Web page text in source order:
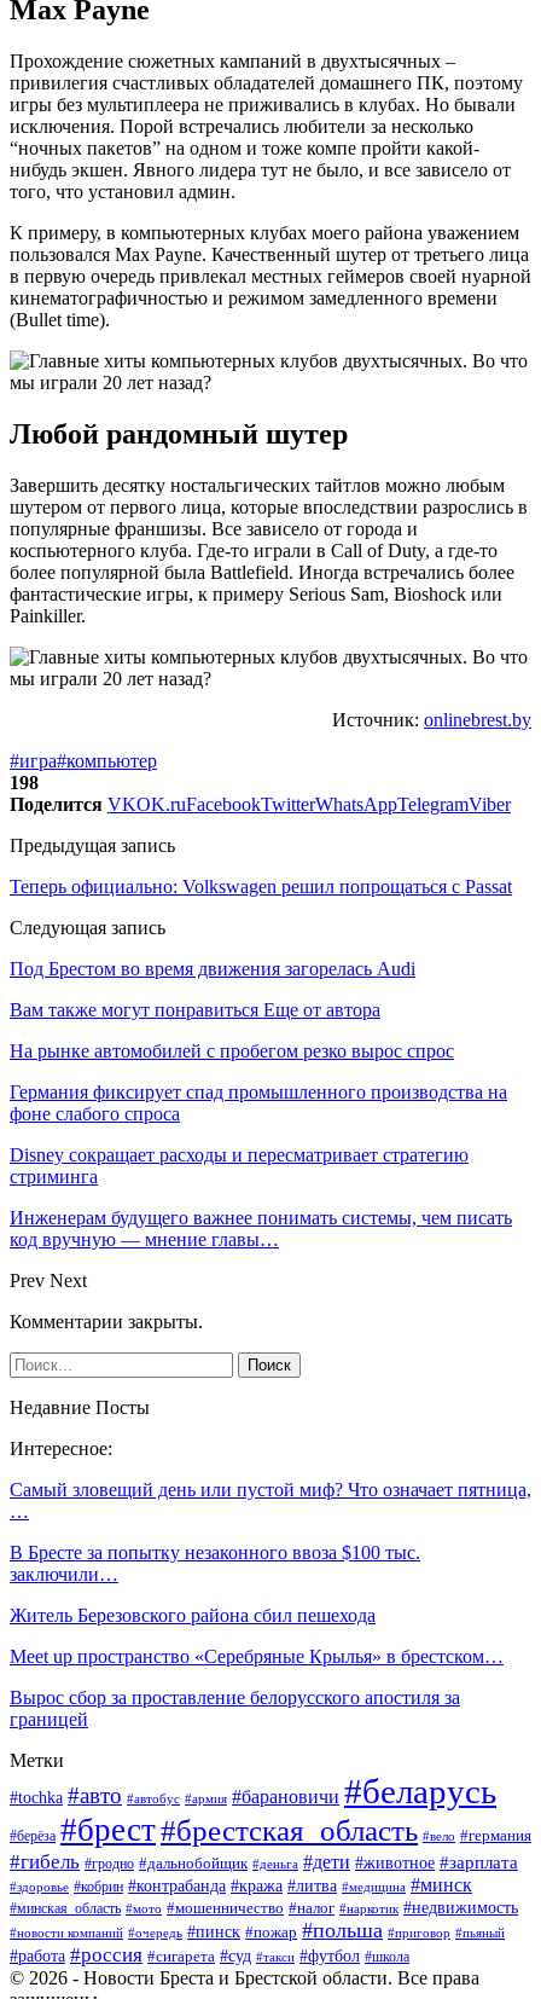
Max Payne
Прохождение сюжетных кампаний в двухтысячных –
привилегия счастливых обладателей домашнего ПК, поэтому
игры без мультиплеера не приживались в клубах. Но бывали
исключения. Порой встречались любители за несколько
“ночных пакетов” на одном и тоже компе пройти какой-
нибудь экшен. Явного лидера тут не было, и все зависело от
того, что установил админ.
К примеру, в компьютерных клубах моего района уважением
пользовался Max Payne. Качественный шутер от третьего лица
в первую очередь привлекал местных геймеров своей нуарной
кинематографичностью и режимом замедленного времени
(Bullet time).
Любой рандомный шутер
Завершить десятку ностальгических тайтлов можно любым
шутером от первого лица, которые впоследствии разрослись в
популярные франшизы. Все зависело от города и
коспьютерного клуба. Где-то играли в Call of Duty, а где-то
более популярной была Battlefield. Иногда встречались более
фантастические игры, к примеру Serious Sam, Bioshock или
Painkiller.
Источник: onlinebrest.by
#игра#компьютер
198
Поделится VKOK.ruFacebookTwitterWhatsAppTelegramViber
Предыдущая запись
Теперь официально: Volkswagen решил попрощаться с Passat
Следующая запись
Под Брестом во время движения загорелась Audi
Вам также могут понравиться Еще от автора
На рынке автомобилей с пробегом резко вырос спрос
Германия фиксирует спад промышленного производства на
фоне слабого спроса
Disney сокращает расходы и пересматривает стратегию
стриминга
Инженерам будущего важнее понимать системы, чем писать
код вручную — мнение главы…
Prev Next
Комментарии закрыты.
Недавние Посты
Интересное:
Cамый зловещий день или пустой миф? Что означает пятница,
…
В Бресте за попытку незаконного ввоза $100 тыс.
заключили…
Житель Березовского района сбил пешехода
​​​​​​​Meet up пространство «Серебряные Крылья» в брестском…
Вырос сбор за проставление белорусского апостиля за
границей
Метки
#tochka #авто #автобус #армия #барановичи #беларусь
#берёза #брест#брестская_область #вело #германия
#гибель #гродно #дальнобойщик #деньга #дети #животное #зарплата
#здоровье #кобрин #контрабанда #кража #литва #медицина #минск
#минская_область #мото #мошенничество #налог #наркотик #недвижимость
#новости компаний #очередь #пинск #пожар #польша #приговор #пьяный
#работа #россия #сигарета #суд #такси #футбол #школа
© 2026 - Новости Бреста и Брестской области. Все права